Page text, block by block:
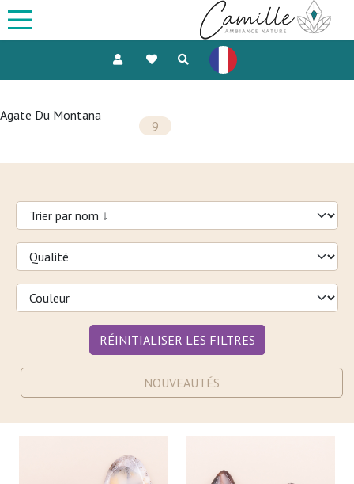
Agate Du Montana
9
RÉINITIALISER LES FILTRES
NOUVEAUTÉS